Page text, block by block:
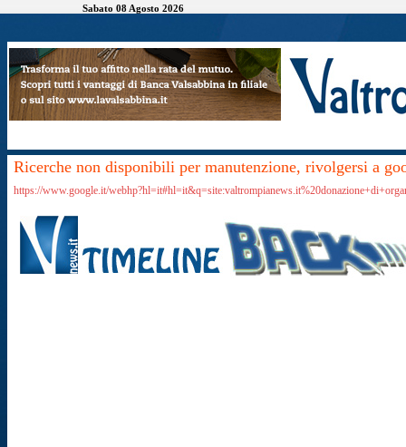
Sabato 08 Agosto 2026
Ricerche non disponibili per manutenzione, rivolgersi a
https://www.google.it/